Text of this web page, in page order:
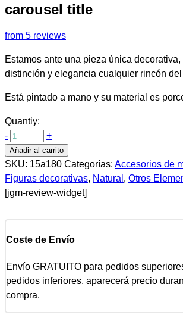
carousel title
from 5 reviews
Estamos ante una pieza única
distinción y elegancia cualquier rincón del
Está pintado a mano y su material es
Quantiy:
-
+
Añadir al carrito
SKU: 15a180 Categorías: Accesorios de
Figuras decorativas, Natural , Otros
[jgm-review-widget]
Coste de Envío
Envío GRATUITO para pedidos
pedidos inferiores, aparecerá precio
compra.